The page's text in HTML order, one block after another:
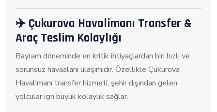
✈️ Çukurova Havalimanı Transfer &
Araç Teslim Kolaylığı
Bayram döneminde en kritik ihtiyaçlardan biri hızlı ve
sorunsuz havaalanı ulaşımıdır. Özellikle Çukurova
Havalimanı transfer hizmeti, şehir dışından gelen
yolcular için büyük kolaylık sağlar.